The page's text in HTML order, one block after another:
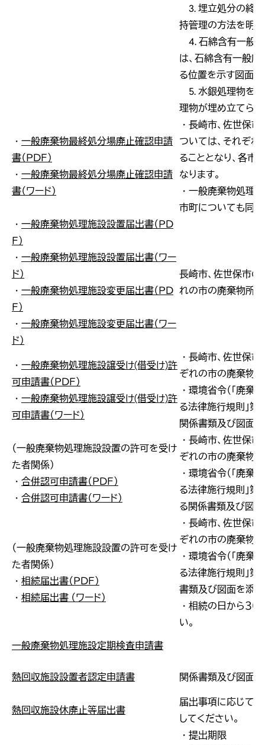
3. 埋立処分の終
持管理の方法を明
4. 石綿含有一般
は、石綿含有一般
る位置を示す図面
5. 水銀処理物を
理物が埋め立てら
・ 一般廃棄物最終処分場廃止確認申請
書（ＰＤＦ）
・ 一般廃棄物最終処分場廃止確認申請
書（ワード）
・長崎市、佐世保
ついては、それぞ
ることとなり、各市
なります。
・一般廃棄物処理
市町についても同様
・ 一般廃棄物処理施設設置届出書（ＰＤ
Ｆ）
・ 一般廃棄物処理施設設置届出書（ワー
ド）
長崎市、佐世保市の
れの市の廃棄物所
・ 一般廃棄物処理施設変更届出書（ＰＤ
Ｆ）
・ 一般廃棄物処理施設変更届出書（ワー
ド）
・ 一般廃棄物処理施設譲受け(借受け)許
可申請書（ＰＤＦ）
・ 一般廃棄物処理施設譲受け(借受け)許
可申請書（ワード）
・長崎市、佐世保
ぞれの市の廃棄物
・環境省令（「廃
る法律施行規則」第
関係書類及び図面
（一般廃棄物処理施設設置の許可を受け
た者関係）
・ 合併認可申請書（ＰＤＦ）
・ 合併認可申請書（ワード）
・長崎市、佐世保
ぞれの市の廃棄物
・環境省令（「廃
る法律施行規則」第
る関係書類及び図
（一般廃棄物処理施設設置の許可を受け
た者関係）
・ 相続届出書（ＰＤＦ）
・ 相続届出書 （ワード）
・長崎市、佐世保
ぞれの市の廃棄物
・環境省令（「廃
る法律施行規則」第
書類及び図面を添付
・相続の日から３
い。
一般廃棄物処理施設定期検査申請書
熱回収施設設置者認定申請書 関係書類及び図面
熱回収施設休廃止等届出書
届出事項に応じて
してください。
・提出期限